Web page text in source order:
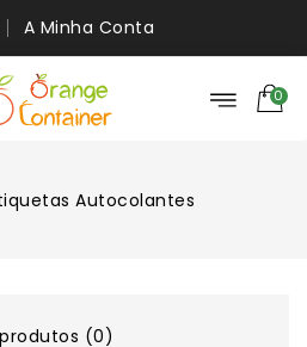
A Minha Conta
0
Autocolantes
(0)